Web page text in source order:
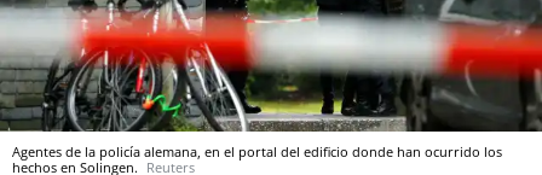
Agentes de la policía alemana, en el portal del edificio donde han ocurrido los
hechos en Solingen. Reuters